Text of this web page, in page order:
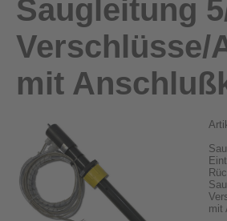
Saugleitung
Verschlüsse/
mit
mit